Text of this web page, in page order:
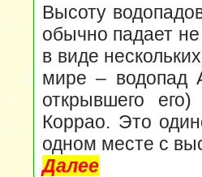
Высоту
обычно падает
в виде
мире – водопад
открывшего
Коррао. Это
одном месте с
Далее